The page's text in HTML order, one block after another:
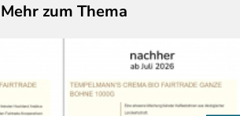
Mehr zum Thema